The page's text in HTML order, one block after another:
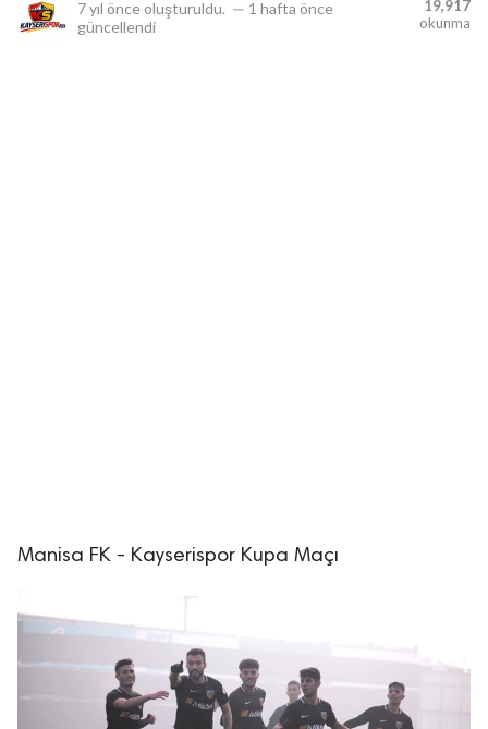
7 yıl önce oluşturuldu. — 1 hafta önce
güncellendi
19,917
okunma
Manisa FK - Kayserispor Kupa Maçı